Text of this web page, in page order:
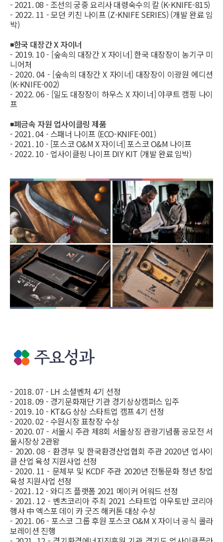
- 2021. 08 - 조선의 궁중 요리사 대령숙수의 칼 (K-KNIFE-815)
- 2022. 11 - 모던 키친 나이프 (Z-KNIFE SERIES) (개발 완료 임
박)
◾한국 대장간 X 자이너
- 2019. 10 - [숲속의 대장간 X 자이너] 한국 대장장이 농기구 미
니어처
- 2020. 04 - [숲속의 대장간 X 자이너] 대장장이 이광원 에디션
(K-KNIFE-002)
- 2022. 06 - [일도 대장장이 하우스 X 자이너] 야쿠트 캠핑 나이
프
◾폐금속 자원 업사이클링 제품
- 2021. 04 - 스패너 나이프 (ECO-KNIFE-001)
- 2021. 10 - [포스코 O&M X 자이너] 포스코 O&M 나이프
- 2022. 10 - 업사이클링 나이프 DIY KIT (개발 완료 임박)
- 2018. 07 - LH 소셜벤처 4기 선정
- 2018. 09 - 경기문화재단 기관 경기상상캠퍼스 입주
- 2019. 10 - KT&G 상상 스타트업 캠프 4기 선정
- 2020. 02 - 수원시장 표창장 수상
- 2020. 07 - 서울시 주관 제8회 서울상징 관광기념품 공모전 서
울시장상 2관왕
- 2020. 08 - 환경부 및 한국환경산업협회 주관 2020년 업사이
클 산업 육성 지원사업 선정
- 2020. 11 - 문체부 및 KCDF 주관 2020년 전통문화 청년 창업
육성 지원사업 선정
- 2021. 12 - 와디즈 플랫폼 2021 메이커 어워드 선정
- 2021. 12 - 벤츠코리아 주최 2021 스타트업 아우토반 코리아
행사 中 엑스포 데이 카 굿즈 해커톤 대상 수상
- 2021. 06 - 포스코 그룹 후원 포스코 O&M X 자이너 공식 콜라
보레이션 진행